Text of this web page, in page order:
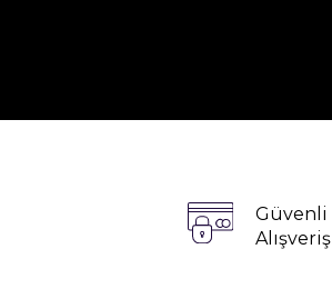
Güvenli
Alışveriş